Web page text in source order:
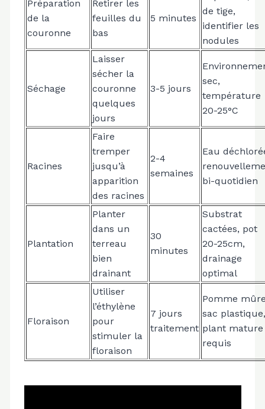
Préparation
de la
couronne
Retirer les
feuilles du
bas
5 minutes
de tige,
identifier les
nodules
Séchage
Laisser
sécher la
couronne
quelques
jours
3-5 jours
sec,
température
20-25°C
Racines
Faire
tremper
jusqu’à
apparition
des racines
2-4
semaines
Eau
bi-quotidien
Plantation
Planter
dans un
terreau
bien
drainant
30
minutes
Substrat
cactées, pot
20-25cm,
drainage
optimal
Floraison
Utiliser
l’éthylène
pour
stimuler la
floraison
7 jours
traitement
Pomme
sac plastique,
plant mature
requis